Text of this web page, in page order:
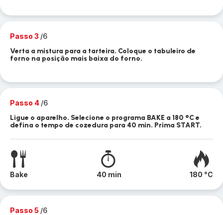
Passo 3 /6
Verta a mistura para a tarteira. Coloque o tabuleiro de
forno na posição mais baixa do forno.
Passo 4 /6
Ligue o aparelho. Selecione o programa BAKE a 180 °C e
defina o tempo de cozedura para 40 min. Prima START.
Bake 40 min 180 °C
Passo 5 /6